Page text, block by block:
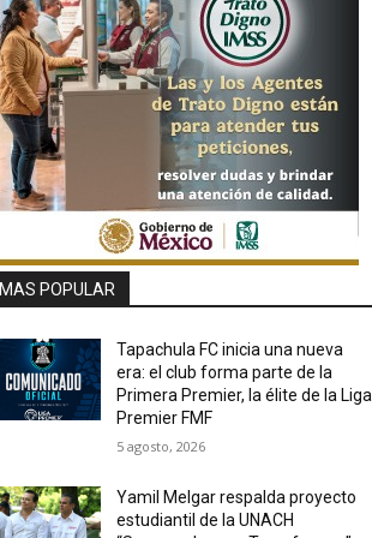
MAS POPULAR
Tapachula FC inicia una nueva
era: el club forma parte de la
Primera Premier, la élite de la Liga
Premier FMF
5 agosto, 2026
Yamil Melgar respalda proyecto
estudiantil de la UNACH